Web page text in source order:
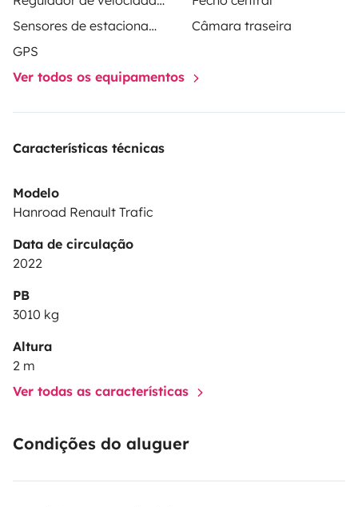
Sensores de estacionamento
Câmara traseira
GPS
Ver todos os equipamentos
Características técnicas
Modelo
Hanroad Renault Trafic
Data de circulação
2022
PB
3010 kg
Altura
2 m
Ver todas as características
Condições do aluguer